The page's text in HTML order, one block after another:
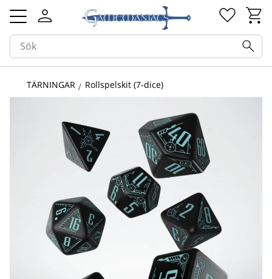
Meny
TÄRNINGAR Rollspelskit (7-dice)